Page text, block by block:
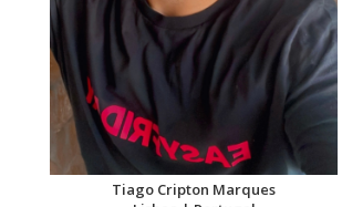
Tiago Cripton Marques